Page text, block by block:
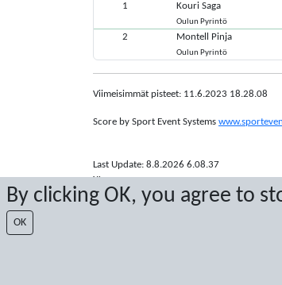
By clicking OK, you agree to
OK
1
Kouri Saga
Oulun Pyrintö
2 Montell Pinja
Oulun Pyrintö
Viimeisimmät pisteet: 11.6.2023 18.28.08
Score by Sport Event Systems
Last Update: 8.8.2026 6.08.37
XL
© 2026 Sport Event Systems/TH Systems